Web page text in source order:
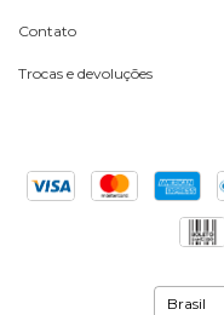
Contato
Trocas e devoluções